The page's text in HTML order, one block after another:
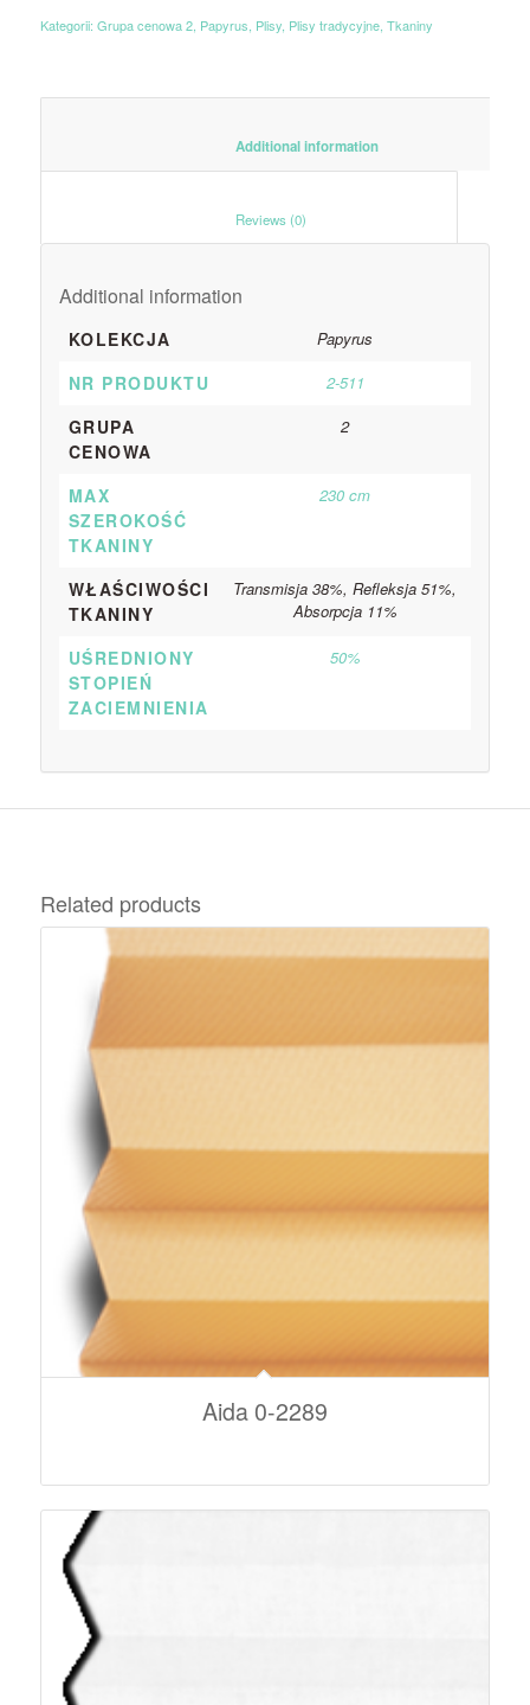
Kategorii: Grupa cenowa 2, Papyrus Plisy, Plisy tradycyjne, Tkaniny
						Additional information
Additional information
KOLEKCJA Papyrus
NR PRODUKTU 2-511
GRUPA
CENOWA
2
MAX
SZEROKOŚĆ
TKANINY
230 cm
WŁAŚCIWOŚCI
TKANINY
Transmisja 38%, Refleksja 51%,
Absorpcja 11%
UŚREDNIONY
STOPIEŃ
ZACIEMNIENIA
50%
Related products
Aida 0-2289